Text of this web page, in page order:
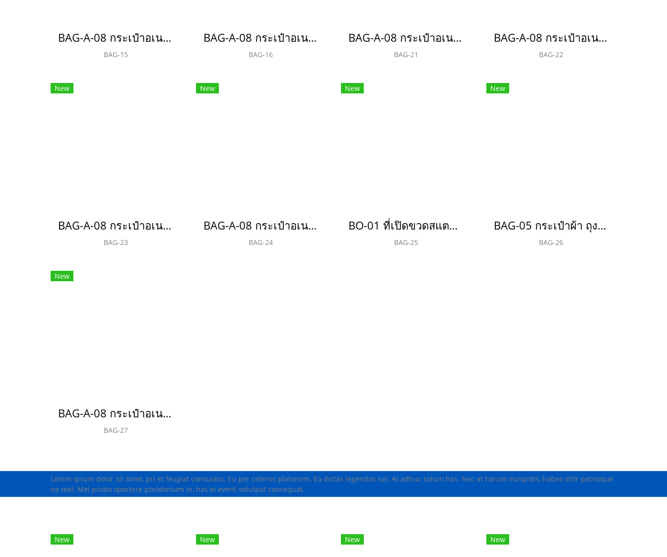
BAG-A-08 กระเป๋าอเนกประสงค์(copy)(copy)
BAG-15
BAG-A-08 กระเป๋าอเนกประสงค์(copy)(copy)(copy)
BAG-16
BAG-A-08 กระเป๋าอเนกประสงค์(copy)(copy)(copy)(copy)(copy)(copy)(copy)(copy)
BAG-21
BAG-A-08 กระเป๋าอเนกประสงค์(copy)(copy)(copy)(copy)(copy)(copy)(copy)(copy)(copy)
BAG-22
New
BAG-A-08 กระเป๋าอเนกประสงค์(copy)(copy)(copy)(copy)(copy)(copy)(copy)(copy)(copy)(copy)
BAG-23
New
BAG-A-08 กระเป๋าอเนกประสงค์(copy)(copy)(copy)(copy)(copy)(copy)(copy)(copy)(copy)
BAG-24
New
BO-01 ที่เปิดขวดสแตนเลส(copy)(copy)(copy)(copy)(copy)(copy)(copy)(copy)(copy)(copy)(copy)(copy)(copy)(copy)
BAG-25
New
BAG-05 กระเป๋าผ้า ถุงผ้า สปันบอนด์ 75 แกรม(copy)
BAG-26
New
BAG-A-08 กระเป๋าอเนกประสงค์(copy)(copy)(copy)(copy)(copy)(copy)(copy)(copy)(copy)(copy)
BAG-27
Lorem ipsum dolor sit amet, pri et feugiat consulatu. Eu per ceteros platonem. Ea dictas legendos ius. At adhuc solum has. Nec at harum euripidis, habeo elitr patrioque
ne mel. Mei probo oportere posidonium in, has ei everti volutpat consequat.
New New New New